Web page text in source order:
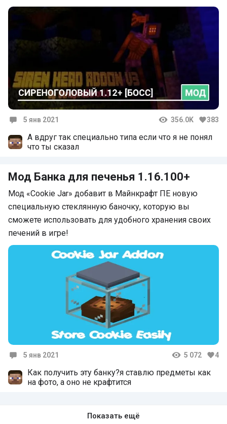
5 янв 2021 356.0K 383
А вдруг так специально типа если что я не понял
что ты сказал
Мод Банка для печенья 1.16.100+
Мод «Cookie Jar» добавит в Майнкрафт ПЕ новую
специальную стеклянную баночку, которую вы
сможете использовать для удобного хранения своих
печений в игре!
5 янв 2021 5 072 4
Как получить эту банку?я ставлю предметы как
на фото, а оно не крафтится
Показать ещё